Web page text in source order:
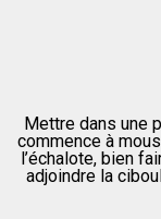
Mettre dans une
commence à
l’échalote, bien
adjoindre la